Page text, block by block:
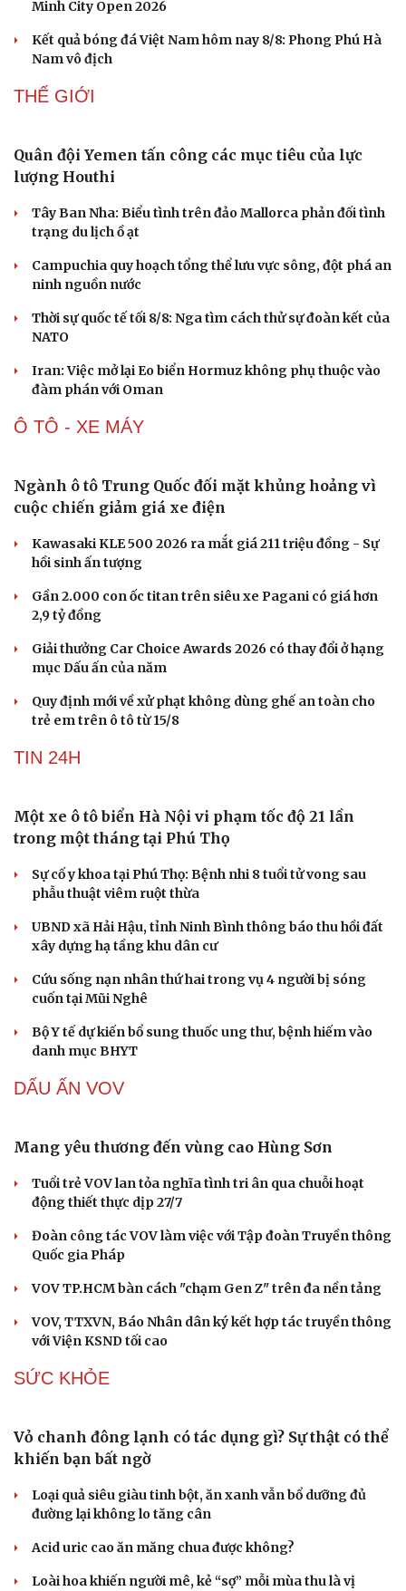
Du lịch
Tư vấn
Săn Tour
Kể chuyện cho bé
Hạt giống tâm hồn
Minh City Open 2026
Kết quả bóng đá Việt Nam hôm nay 8/8: Phong Phú Hà
Nam vô địch
THẾ GIỚI
Quân đội Yemen tấn công các mục tiêu của lực
lượng Houthi
Tây Ban Nha: Biểu tình trên đảo Mallorca phản đối tình
trạng du lịch ồ ạt
Campuchia quy hoạch tổng thể lưu vực sông, đột phá an
ninh nguồn nước
Thời sự quốc tế tối 8/8: Nga tìm cách thử sự đoàn kết của
NATO
Iran: Việc mở lại Eo biển Hormuz không phụ thuộc vào
đàm phán với Oman
Ô TÔ - XE MÁY
Ngành ô tô Trung Quốc đối mặt khủng hoảng vì
cuộc chiến giảm giá xe điện
Kawasaki KLE 500 2026 ra mắt giá 211 triệu đồng - Sự
hồi sinh ấn tượng
Gần 2.000 con ốc titan trên siêu xe Pagani có giá hơn
2,9 tỷ đồng
Giải thưởng Car Choice Awards 2026 có thay đổi ở hạng
mục Dấu ấn của năm
Quy định mới về xử phạt không dùng ghế an toàn cho
trẻ em trên ô tô từ 15/8
TIN 24H
Một xe ô tô biển Hà Nội vi phạm tốc độ 21 lần
trong một tháng tại Phú Thọ
Sự cố y khoa tại Phú Thọ: Bệnh nhi 8 tuổi tử vong sau
phẫu thuật viêm ruột thừa
UBND xã Hải Hậu, tỉnh Ninh Bình thông báo thu hồi đất
xây dựng hạ tầng khu dân cư
Cứu sống nạn nhân thứ hai trong vụ 4 người bị sóng
cuốn tại Mũi Nghê
Bộ Y tế dự kiến bổ sung thuốc ung thư, bệnh hiếm vào
danh mục BHYT
DẤU ẤN VOV
Mang yêu thương đến vùng cao Hùng Sơn
Tuổi trẻ VOV lan tỏa nghĩa tình tri ân qua chuỗi hoạt
động thiết thực dịp 27/7
Đoàn công tác VOV làm việc với Tập đoàn Truyền thông
Quốc gia Pháp
VOV TP.HCM bàn cách "chạm Gen Z" trên đa nền tảng
VOV, TTXVN, Báo Nhân dân ký kết hợp tác truyền thông
với Viện KSND tối cao
SỨC KHỎE
Vỏ chanh đông lạnh có tác dụng gì? Sự thật có thể
khiến bạn bất ngờ
Loại quả siêu giàu tinh bột, ăn xanh vẫn bổ dưỡng đủ
đường lại không lo tăng cân
Acid uric cao ăn măng chua được không?
Loài hoa khiến người mê, kẻ “sợ” mỗi mùa thu là vị